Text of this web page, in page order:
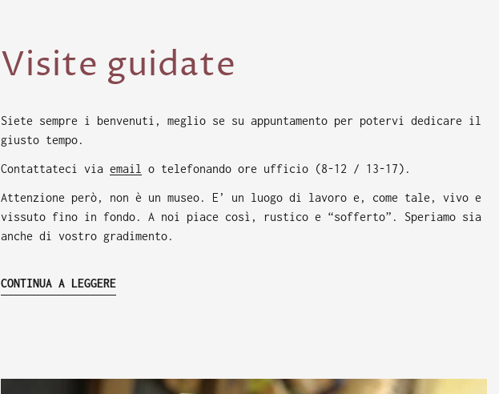
Visite guidate
Siete sempre i benvenuti, meglio se su appuntamento per potervi dedicare il
giusto tempo.
Contattateci via email o telefonando ore ufficio (8-12 / 13-17).
Attenzione però, non è un museo. E’ un luogo di lavoro e, come tale, vivo e
vissuto fino in fondo. A noi piace così, rustico e “sofferto”. Speriamo sia
anche di vostro gradimento.
CONTINUA A LEGGERE